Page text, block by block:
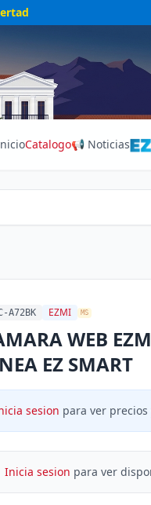
Catalogo📢 Noticias
A72BK EZMI MS
WEB
EZ SMART
sesion para ver
Inicia sesion para ver